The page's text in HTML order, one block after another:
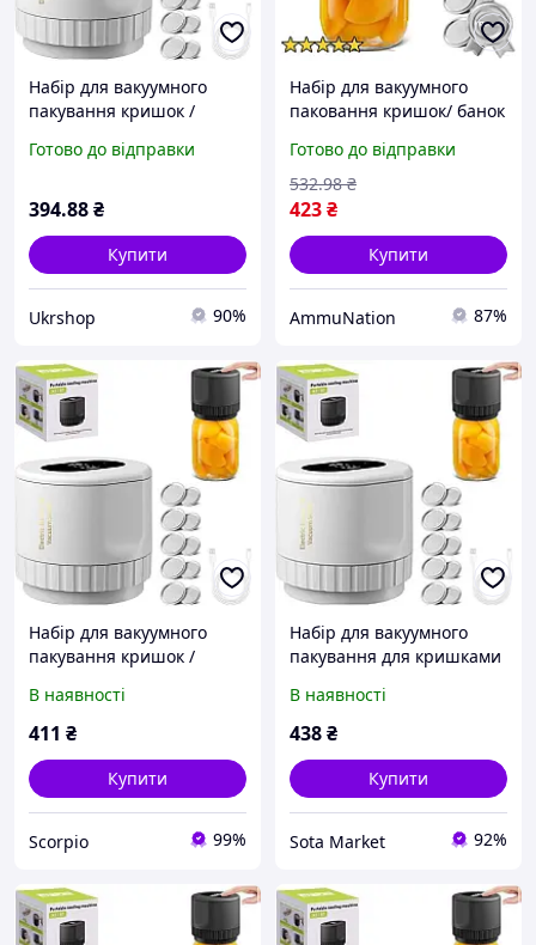
Набір для вакуумного
пакування кришок /
Готово до відправки
394.88₴
Купити
Ukrshop 90%
Набір для вакуумного
паковання кришок/ банок
машина для
продовження терміну
зберігання
Готово до відправки
423₴
532.98 ₴
Купити
AmmuNation 87%
Набір для вакуумного
пакування кришок /
В наявності
411 ₴
Купити
Scorpio 99%
Набір для вакуумного
пакування для кришками
В наявності
438₴
Купити
Sota Market 92%